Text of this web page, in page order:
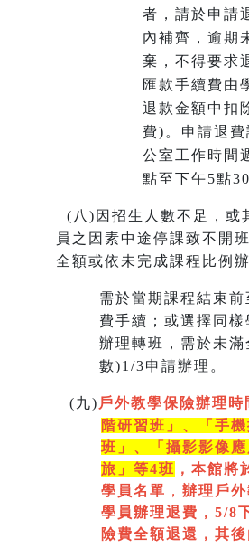
者，請於申請
內補齊，逾期
棄，不得要求
匯款手續費由
退款金額中扣
費)。申請退
公室工作時間
點至下午5點
( 八)因招生人數不足，或
員之因素中途停課致不開
全額或依未完成課程比例
需於當期課程結束
費手續；或選擇同
辦理轉班，需於未
數)1/3申請辦理。
(九) 戶外教學保險辦理時
階研習班」、「手
班」、「 攝影影像
旅」等4班 ，本館將
學員名單 ， 辦理戶
學員辦理退費，5/8
險費全額退還，其